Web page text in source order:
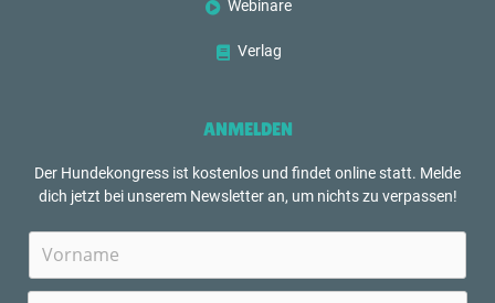
Webinare
Verlag
ANMELDEN
Der Hundekongress ist kostenlos und findet online statt. Melde
dich jetzt bei unserem Newsletter an, um nichts zu verpassen!